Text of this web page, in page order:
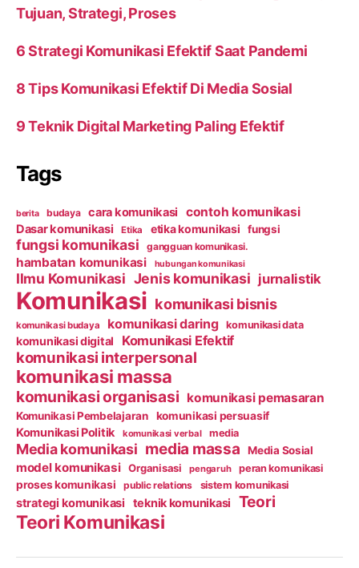
Tujuan, Strategi, Proses
6 Strategi Komunikasi Efektif Saat Pandemi
8 Tips Komunikasi Efektif Di Media Sosial
9 Teknik Digital Marketing Paling Efektif
Tags
berita budaya cara komunikasi contoh komunikasi
Dasar komunikasi Etika etika komunikasi fungsi
fungsi komunikasi gangguan komunikasi.
hambatan komunikasi hubungan komunikasi
Ilmu Komunikasi Jenis komunikasi jurnalistik
Komunikasi komunikasi bisnis
komunikasi budaya komunikasi daring komunikasi data
komunikasi digital Komunikasi Efektif
komunikasi interpersonal
komunikasi massa
komunikasi organisasi komunikasi pemasaran
Komunikasi Pembelajaran komunikasi persuasif
Komunikasi Politik komunikasi verbal media
Media komunikasi media massa Media Sosial
model komunikasi Organisasi pengaruh peran komunikasi
proses komunikasi public relations sistem komunikasi
strategi komunikasi teknik komunikasi Teori
Teori Komunikasi